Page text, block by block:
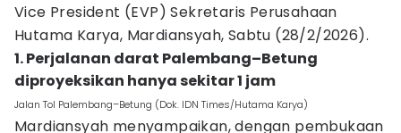
Vice President (EVP) Sekretaris Perusahaan
Hutama Karya, Mardiansyah, Sabtu (28/2/2026).
1. Perjalanan darat Palembang–Betung
diproyeksikan hanya sekitar 1 jam
Jalan Tol Palembang–Betung (Dok. IDN Times/Hutama Karya)
Mardiansyah menyampaikan, dengan pembukaan